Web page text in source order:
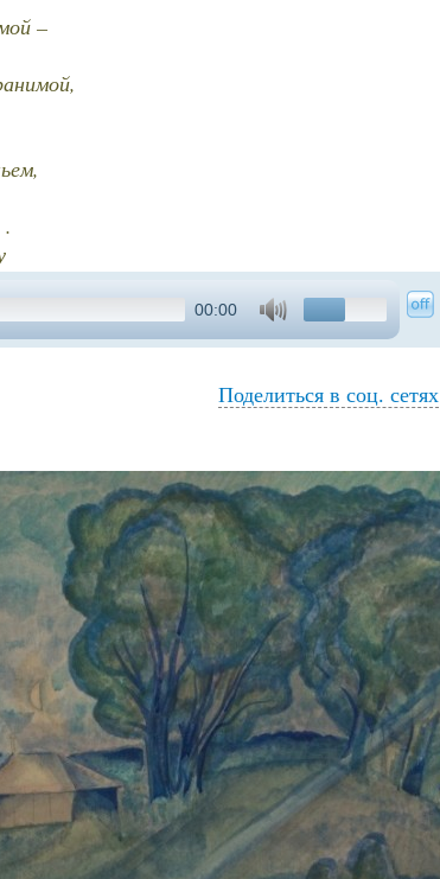
–
00:00
Поделиться в соц. сетях